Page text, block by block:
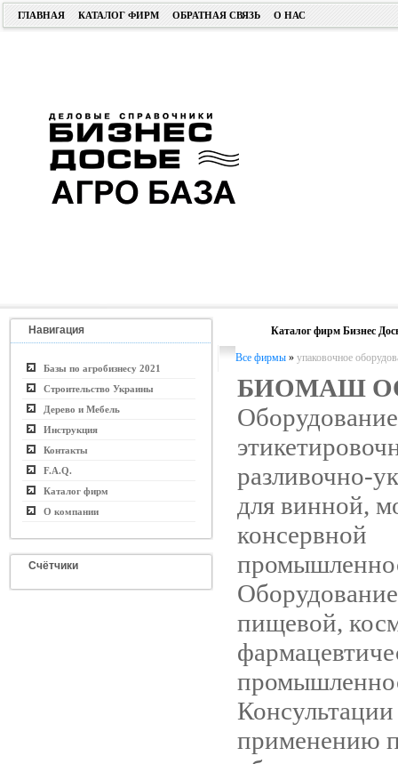
ГЛАВНАЯ КАТАЛОГ ФИРМ ОБРАТНАЯ СВЯЗЬ О НАС
Навигация
Базы по агробизнесу 2021
Строительство Украины
Дерево и Мебель
Инструкция
Контакты
F.A.Q.
Каталог фирм
О компании
Счётчики
Каталог фирм Бизнес
Все фирмы » упаковочное
БИОМАШ
Оборудование
разливочно-
для винной,
консервной
пищевой,
применению